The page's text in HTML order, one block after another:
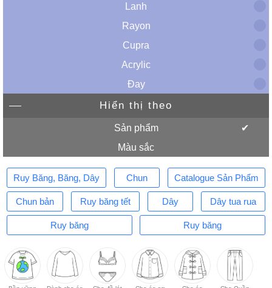
Lanh
Rayon
Cupra
Acrylic
Đay
Hiển thị theo
Sản phẩm
Màu sắc
Ruy Băng, Băng, Dây Chun Catalogue Sản Phẩm
Chun bản Ruy băng tết Dây Dây tua rua
Ruy băng Ruy băng